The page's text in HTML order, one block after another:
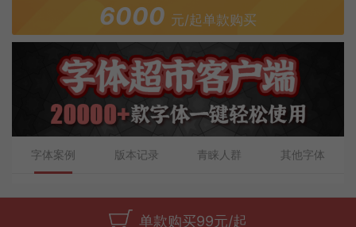
6000 元/起单款购买
字体案例 版本记录 青睐人群 其他字体
单款购买99元/起